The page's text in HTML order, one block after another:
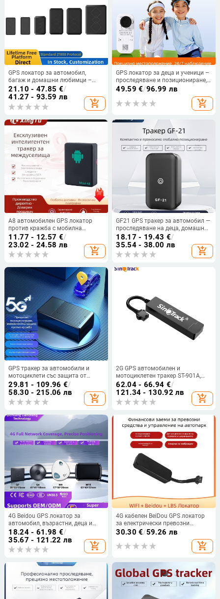
GPS локатор за автомобил,
багаж и домашни любимци –
анти-крадба, проследяване;
точност 5 м; аларми: вибрация,
геозона, превишена скорост;
батерия 120–960 ч;
позиционер с GSM/GPS антена
21.10 - 47.85 €/
41.27 - 93.59 лв
add_shopping_cart
GPS локатор за деца и ученици –
проследяване и позициониране,
против загубване и отвличане
49.59 €/96.99 лв
add_shopping_cart
A8 автомобилен GPS локатор
против кражба с мобилна
аларма, GPS позициониране до
500 m, IP67 водоустойчив, живот
на батерията 78 ч
11.77 - 12.57 €/
23.02 - 24.58 лв
add_shopping_cart
GF21 GPS тракер за автомобил —
проследяване на деца, домашни
любимци и възрастни,
водоустойчив и дълъг живот на
батерията
18.17 - 19.43 €/
35.54 - 38.00 лв
add_shopping_cart
GPS тракер за автомобили и
мотоциклети със защита от
загуба и кражба, безжичен GPS,
IP67, модел EG20
29.81 - 109.96 €/
58.30 - 215.06 лв
add_shopping_cart
2G GPS автомобилен и
мотоциклетен тракер ST-901A,
локатор против кражба, GPS
точност под 10 м, IPX5
водоустойчив, вградена антена
62.04 - 66.94 €/
121.34 - 130.92 лв
add_shopping_cart
4G Beidou GPS локатор за
автомобил, възрастни, деца и
домашни любимци – тракер
против кражба, GPS точност 5 м,
аларми (вибрация, SOS, мобилен
сигнал, ограда, превишена
облачна памет, частично
водоустойчив
18.24 - 61.98 €/
35.67 - 121.22 лв
add_shopping_cart
4G кабелен BeiDou GPS локатор
за електрически превозни
средства, мотоциклети и
автомобили – проследяване и
защита от кражба
30.30 €/59.26 лв
add_shopping_cart